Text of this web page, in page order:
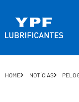
HOME NOTÍCIAS PELO